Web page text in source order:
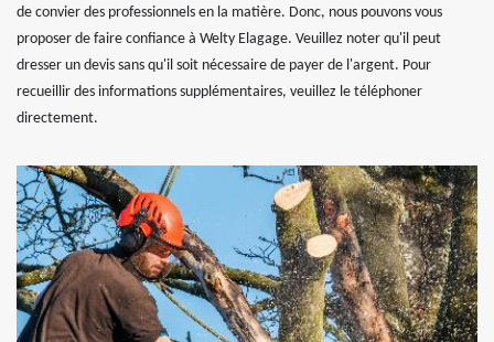
de convier des professionnels en la matière. Donc, nous pouvons vous
proposer de faire confiance à Welty Elagage. Veuillez noter qu'il peut
dresser un devis sans qu'il soit nécessaire de payer de l'argent. Pour
recueillir des informations supplémentaires, veuillez le téléphoner
directement.